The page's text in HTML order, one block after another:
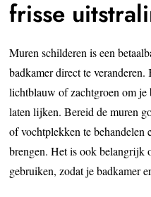
frisse
Muren schilderen is een
badkamer direct te
lichtblauw of zachtgroen om je
laten lijken. Bereid de muren
of vochtplekken te behandelen
brengen. Het is ook belangrijk
gebruiken, zodat je badkamer